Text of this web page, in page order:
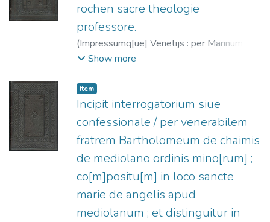
rochen sacre theologie
professore.
(Impressumq[ue] Venetijs : per Marinum
sarracenu[m] ...,
1485-1492?
Show more
Item
Incipit interrogatorium siue
confessionale / per venerabilem
fratrem Bartholomeum de chaimis
de mediolano ordinis mino[rum] ;
co[m]positu[m] in loco sancte
marie de angelis apud
mediolanum ; et distinguitur in